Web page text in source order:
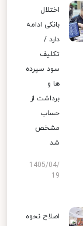
اختلال
بانکی ادامه
دارد /
تکلیف
سود سپرده
ها و
برداشت از
حساب
مشخص
شد
1405/04/
19
اصلاح نحوه